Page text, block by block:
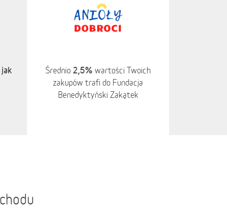
jak
Średnio 2,5% wartości Twoich
zakupów trafi do Fundacja
Benedyktyński Zakątek